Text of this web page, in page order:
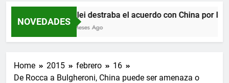
NOVEDADES
Milei destraba el acuerdo con China por las
5 Meses Ago
Home 2015 febrero
16
De Rocca a Bulgheroni, China puede ser amenaza o